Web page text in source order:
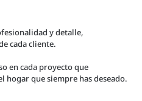
y detalle,
cada cliente.
en cada proyecto que
hogar que siempre has deseado.